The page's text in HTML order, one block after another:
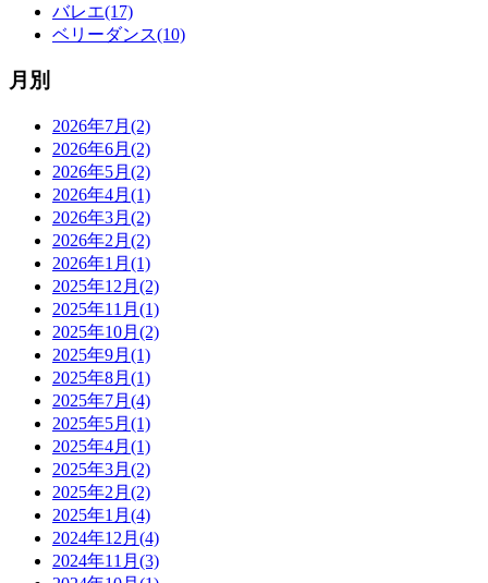
バレエ(17)
ベリーダンス(10)
月別
2026年7月(2)
2026年6月(2)
2026年5月(2)
2026年4月(1)
2026年3月(2)
2026年2月(2)
2026年1月(1)
2025年12月(2)
2025年11月(1)
2025年10月(2)
2025年9月(1)
2025年8月(1)
2025年7月(4)
2025年5月(1)
2025年4月(1)
2025年3月(2)
2025年2月(2)
2025年1月(4)
2024年12月(4)
2024年11月(3)